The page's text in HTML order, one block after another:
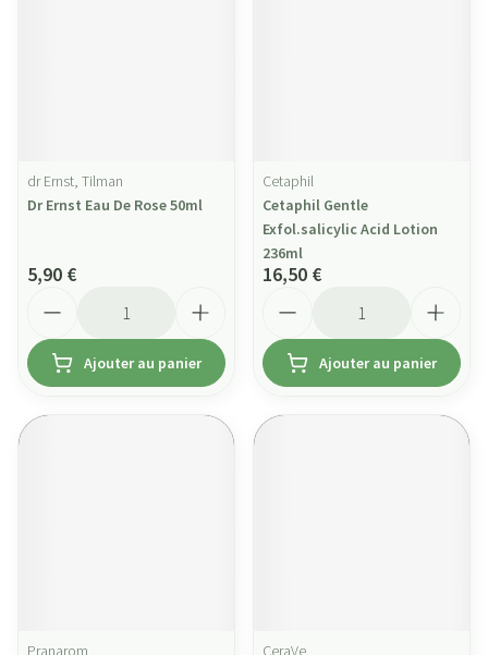
dr Ernst, Tilman
Dr Ernst Eau De Rose 50ml
5,90 €
Ajouter au panier
Cetaphil
Cetaphil Gentle
Exfol.salicylic Acid Lotion
236ml
16,50 €
Ajouter au panier
Pranarom CeraVe